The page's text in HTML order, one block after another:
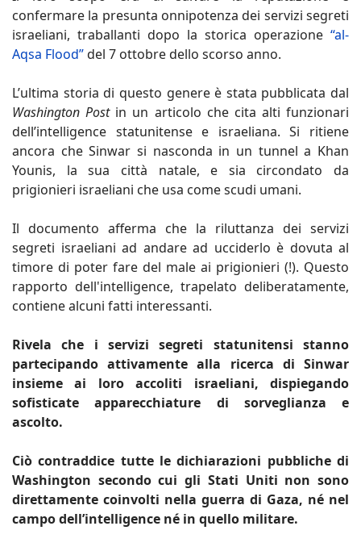
confermare la presunta onnipotenza dei servizi segreti
israeliani, traballanti dopo la storica operazione “al-
Aqsa Flood”del 7 ottobre dello scorso anno.
L’ultima storia di questo genere è stata pubblicata dal
Washington Postin un articolo che cita alti funzionari
dell’intelligence statunitense e israeliana. Si ritiene
ancora che Sinwar si nasconda in un tunnel a Khan
Younis, la sua città natale, e sia circondato da
prigionieri israeliani che usa come scudi umani.
Il documento afferma che la riluttanza dei servizi
segreti israeliani ad andare ad ucciderlo è dovuta al
timore di poter fare del male ai prigionieri (!). Questo
rapporto dell'intelligence, trapelato deliberatamente,
contiene alcuni fatti interessanti.
Rivela che i servizi segreti statunitensi stanno
partecipando attivamente alla ricerca di Sinwar
insieme ai loro accoliti israeliani, dispiegando
sofisticate apparecchiature di sorveglianza e
ascolto.
Ciò contraddice tutte le dichiarazioni pubbliche di
Washington secondo cui gli Stati Uniti non sono
direttamente coinvolti nella guerra di Gaza, né nel
campo dell’intelligence né in quello militare.